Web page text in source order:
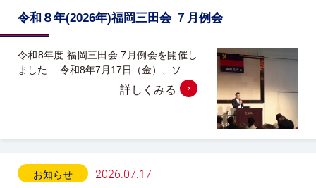
令和８年(2026年)福岡三田会 ７月例会
令和8年度 福岡三田会 7月例会を開催し
ました 令和8年7月17日（金）、ソ…
詳しくみる
お知らせ 2026.07.17